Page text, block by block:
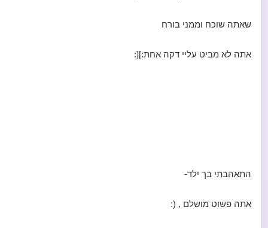
שאתה שוכח וממני בורח
אתה לא מביט עליי דקה אחת:][:
התאהבתי בך ילד-
אתה פשוט מושלם , (: